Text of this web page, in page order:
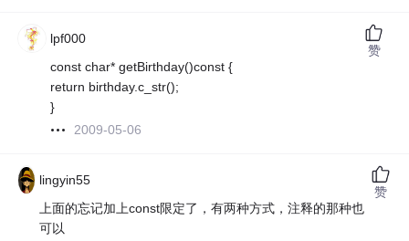
lpf000
const char* getBirthday()const {
return birthday.c_str();
}
2009-05-06
赞
lingyin55
上面的忘记加上const限定了，有两种方式，注释的那种也
可以
赞